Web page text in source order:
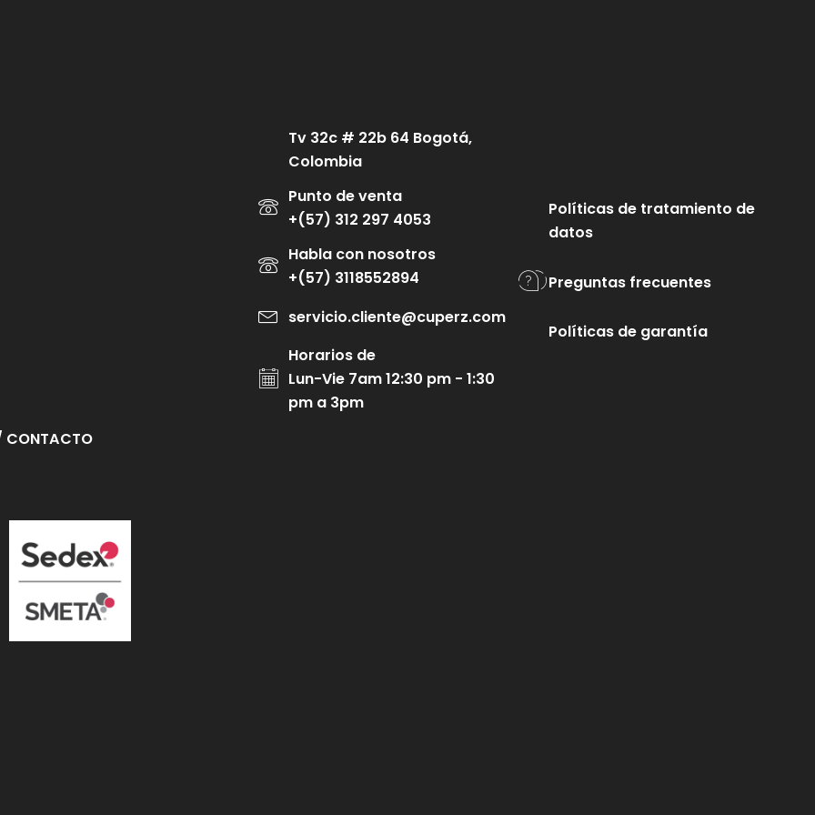
CONTACTO
Tv 32c # 22b 64 Bogotá,
Colombia
Punto de venta
+(57) 312 297 4053
Habla con nosotros
+(57) 3118552894
servicio.cliente@cuperz.com
Horarios de
Lun-Vie 7am 12:30 pm - 1:30
pm a 3pm
Políticas de tratamiento de
datos
Preguntas frecuentes
Políticas de garantía